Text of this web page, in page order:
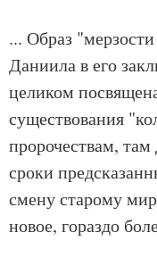
... Образ
Даниила в его
целиком
существования
пророчествам,
сроки
смену старому
новое, гораздо